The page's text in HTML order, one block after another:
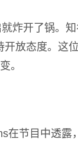
炸开了锅。
放态度。这
。
节目中透露